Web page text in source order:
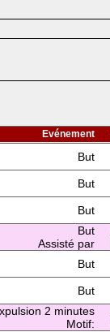
Evénement
But
But
But
But
Assisté par
But
But
2 minutes
Motif: